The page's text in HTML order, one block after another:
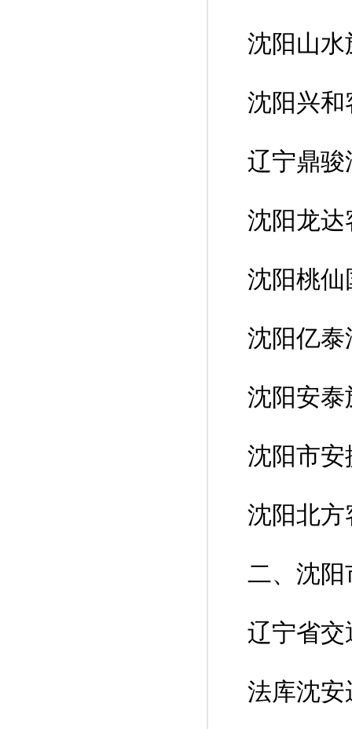
沈阳山
沈阳兴
辽宁鼎
沈阳龙
沈阳桃
沈阳亿
沈阳安
沈阳市
沈阳北
二、沈
辽宁省
法库沈